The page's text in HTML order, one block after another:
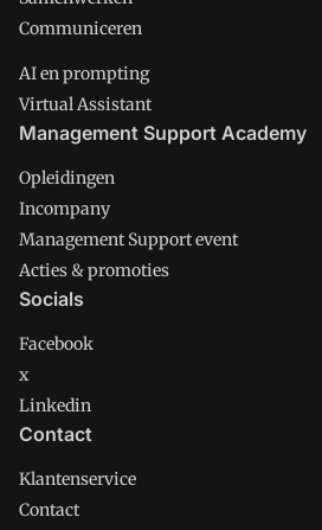
Communiceren
AI en prompting
Virtual Assistant
Management Support Academy
Opleidingen
Incompany
Management Support event
Acties & promoties
Socials
Facebook
x
Linkedin
Contact
Klantenservice
Contact